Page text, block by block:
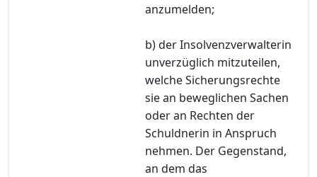
anzumelden;
b) der Insolvenzverwalterin
unverzüglich mitzuteilen,
welche Sicherungsrechte
sie an beweglichen Sachen
oder an Rechten der
Schuldnerin in Anspruch
nehmen. Der Gegenstand,
an dem das